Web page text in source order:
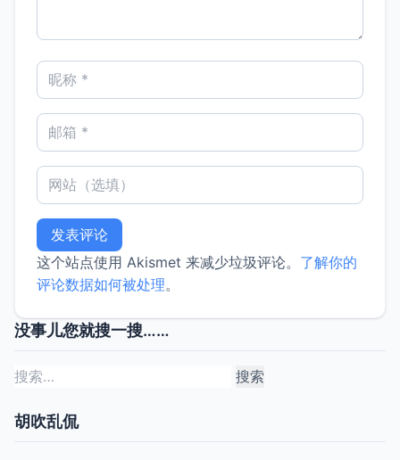
这个站点使用 Akismet 来减少垃圾评论。 了解你的
评论数据如何被处理。
没事儿您就搜一搜……
搜
胡吹乱侃